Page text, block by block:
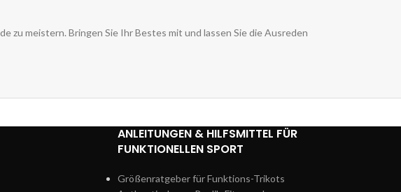
zu meistern. Bringen Sie Ihr Bestes mit und lassen Sie die Ausreden
ANLEITUNGEN & HILFSMITTEL FÜR
FUNKTIONELLEN SPORT
Größenratgeber für Funktions-Trikots